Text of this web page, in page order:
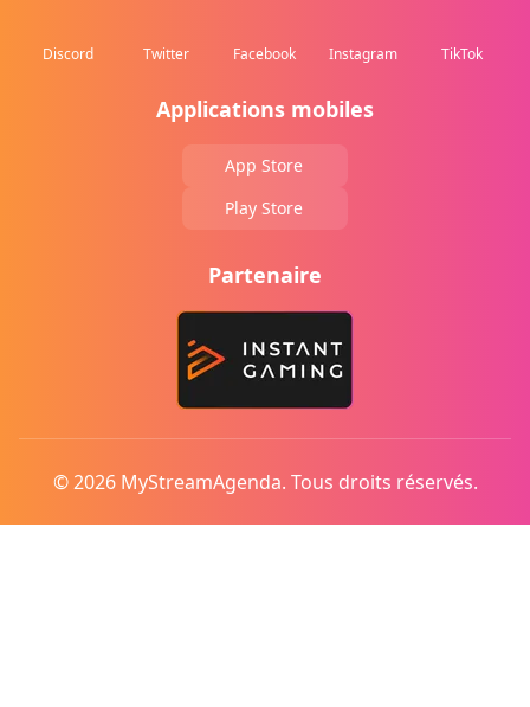
Discord Twitter Facebook Instagram TikTok
Applications mobiles
App Store
Play Store
Partenaire
© 2026 MyStreamAgenda. Tous droits réservés.